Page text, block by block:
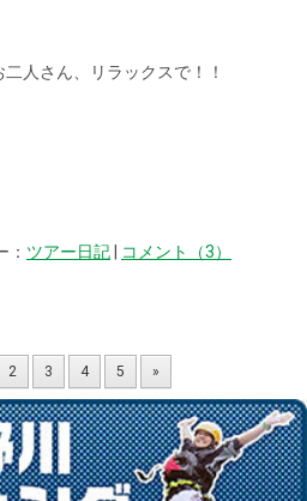
人さん、リラックスで！！
： ツアー日記| コメント（3）
2 3 4 5 »